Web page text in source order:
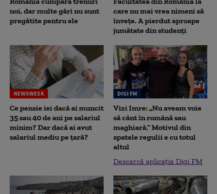
noi, dar multe gări nu sunt
pregătite pentru ele
care nu mai vrea nimeni să
înveţe. A pierdut aproape
jumătate din studenţi
NEWSWEEK
Ce pensie iei dacă ai muncit
35 sau 40 de ani pe salariul
minim? Dar dacă ai avut
salariul mediu pe țară?
DIGI FM
Vizi Imre: „Nu aveam voie
să cânt în română sau
maghiară.” Motivul din
spatele regulii e cu totul
altul
Descarcă aplicația Digi FM